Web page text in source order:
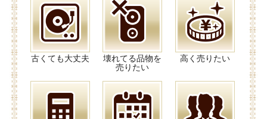
古くても大丈夫
壊れてる品物を
売りたい
高く売りたい